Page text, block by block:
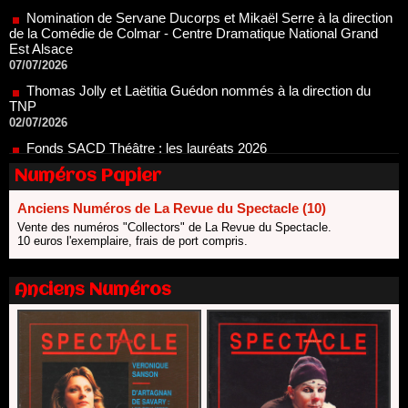
Est Alsace
07/07/2026
Thomas Jolly et Laëtitia Guédon nommés à la direction du
TNP
02/07/2026
Fonds SACD Théâtre : les lauréats 2026
23/06/2026
Dispositif ARTCENA Écrire pour le cirque, les lauréats 2026 !
20/06/2026
Le palmarès des prix SACD 2026
18/06/2026
Les 10 lauréats du Fonds Grandes Formes Théâtre 2026
Nomination de Nathalie Garraud et Olivier Saccomano à la
direction du Théâtre de Gennevilliers - CDN
13/06/2026
Dispositif SACD Auteurs d'espaces : les lauréats 2026
18/03/2026
Numéros Papier
Anciens Numéros de La Revue du Spectacle (10)
Vente des numéros "Collectors" de La Revue du Spectacle.
10 euros l'exemplaire, frais de port compris.
Anciens Numéros